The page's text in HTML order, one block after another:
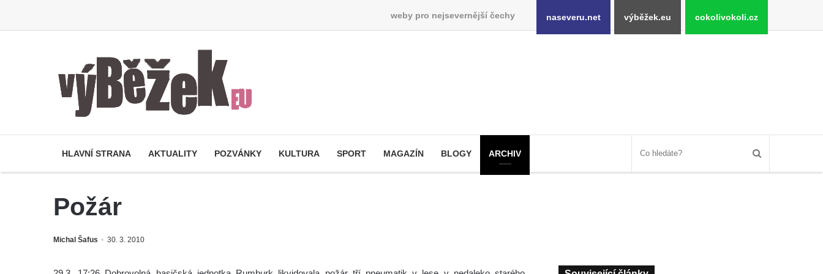
weby pro nejsevernější čechy naseveru.net výběžek.eu cokolivokoli.cz
HLAVNÍ STRANA AKTUALITY POZVÁNKY KULTURA SPORT MAGAZÍN BLOGY ARCHIV
Požár
Michal Šafus 30. 3. 2010